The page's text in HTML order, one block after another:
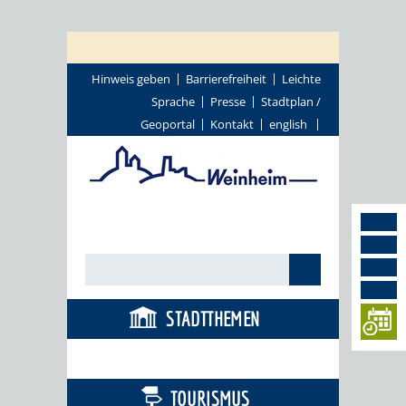
Hinweis geben Barrierefreiheit
Leichte
Sprache
Presse
Stadtplan /
Geoportal
Kontakt english
STADTTHEMEN
TOURISMUS